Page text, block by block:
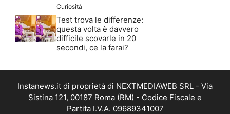
Curiosità
Test trova le differenze:
questa volta è davvero
difficile scovarle in 20
secondi, ce la farai?
Instanews.it di proprietà di NEXTMEDIAWEB SRL - Via
Sistina 121, 00187 Roma (RM) - Codice Fiscale e
Partita I.V.A. 09689341007